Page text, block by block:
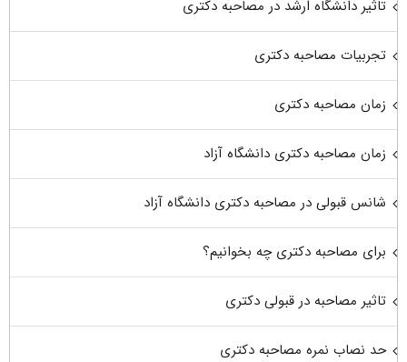
تاثیر دانشگاه ارشد در مصاحبه دکتری
تجربیات مصاحبه دکتری
زمان مصاحبه دکتری
زمان مصاحبه دکتری دانشگاه آزاد
شانس قبولی در مصاحبه دکتری دانشگاه آزاد
برای مصاحبه دکتری چه بخوانیم؟
تاثیر مصاحبه در قبولی دکتری
حد نصاب نمره مصاحبه دکتری